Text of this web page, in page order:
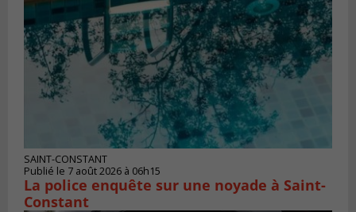
SAINT-CONSTANT
Publié le 7 août 2026 à 06h15
La police enquête sur une noyade à Saint-
Constant